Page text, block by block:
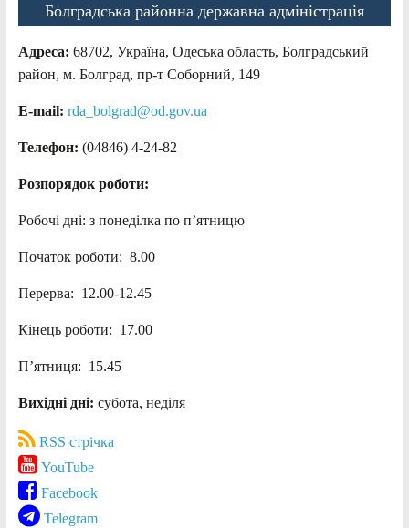
Болградська районна державна адміністрація
Адреса: 68702, Україна, Одеська область, Болградський
район, м. Болград, пр-т Соборний, 149
E-mail: rda_bolgrad@od.gov.ua
Телефон: (04846) 4-24-82
Розпорядок роботи:
Робочі дні: з понеділка по п’ятницю
Початок роботи: 8.00
Перерва: 12.00-12.45
Кінець роботи: 17.00
П’ятниця: 15.45
Вихідні дні: субота, неділя
RSS стрічка
YouTube
Facebook
Telegram